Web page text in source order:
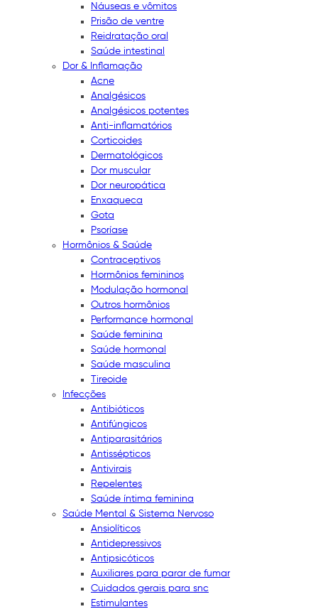
Náuseas e vômitos
Prisão de ventre
Reidratação oral
Saúde intestinal
Dor & Inflamação
Acne
Analgésicos
Analgésicos potentes
Anti-inflamatórios
Corticoides
Dermatológicos
Dor muscular
Dor neuropática
Enxaqueca
Gota
Psoríase
Hormônios & Saúde
Contraceptivos
Hormônios femininos
Modulação hormonal
Outros hormônios
Performance hormonal
Saúde feminina
Saúde hormonal
Saúde masculina
Tireoide
Infecções
Antibióticos
Antifúngicos
Antiparasitários
Antissépticos
Antivirais
Repelentes
Saúde íntima feminina
Saúde Mental & Sistema Nervoso
Ansiolíticos
Antidepressivos
Antipsicóticos
Auxiliares para parar de fumar
Cuidados gerais para snc
Estimulantes